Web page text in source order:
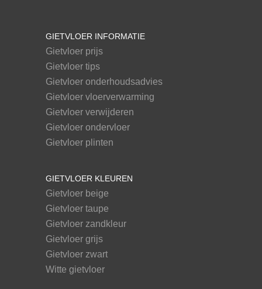
GIETVLOER INFORMATIE
Gietvloer prijs
Gietvloer tips
Gietvloer onderhoudsadvies
Gietvloer vloerverwarming
Gietvloer verwijderen
Gietvloer ondervloer
Gietvloer plinten
GIETVLOER KLEUREN
Gietvloer beige
Gietvloer taupe
Gietvloer zandkleur
Gietvloer grijs
Gietvloer zwart
Witte gietvloer